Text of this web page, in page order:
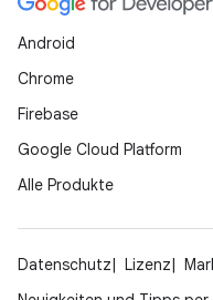
Android
Chrome
Firebase
Google Cloud Platform
Alle Produkte
Datenschutz Lizenz